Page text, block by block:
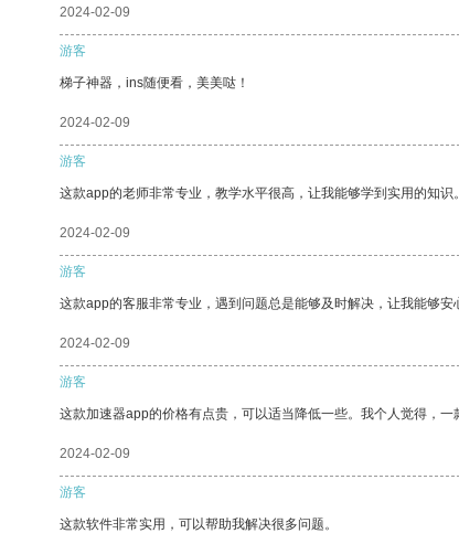
2024-02-09
游客
梯子神器，ins随便看，美美哒！
2024-02-09
游客
这款app的老师非常专业，教学水平很高，让我能够学到实用的知识。
2024-02-09
游客
这款app的客服非常专业，遇到问题总是能够及时解决，让我能够安
2024-02-09
游客
这款加速器app的价格有点贵，可以适当降低一些。我个人觉得，一
2024-02-09
游客
这款软件非常实用，可以帮助我解决很多问题。